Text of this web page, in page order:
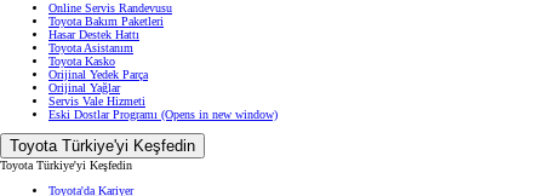
Online Servis Randevusu
Toyota Bakım Paketleri
Hasar Destek Hattı
Toyota Asistanım
Toyota Kasko
Orijinal Yedek Parça
Orijinal Yağlar
Servis Vale Hizmeti
Eski Dostlar Programı (Opens in new window)
Toyota Türkiye'yi Keşfedin
Toyota Türkiye'yi Keşfedin
Toyota'da Kariyer